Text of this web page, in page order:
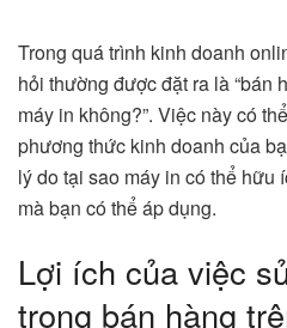
Trong quá trình kinh doanh
hỏi thường được đặt ra là “bán
máy in không?”. Việc này có
phương thức kinh doanh của
lý do tại sao máy in có thể hữu
mà bạn có thể áp dụng.
Lợi ích của việc
trong bán hàng